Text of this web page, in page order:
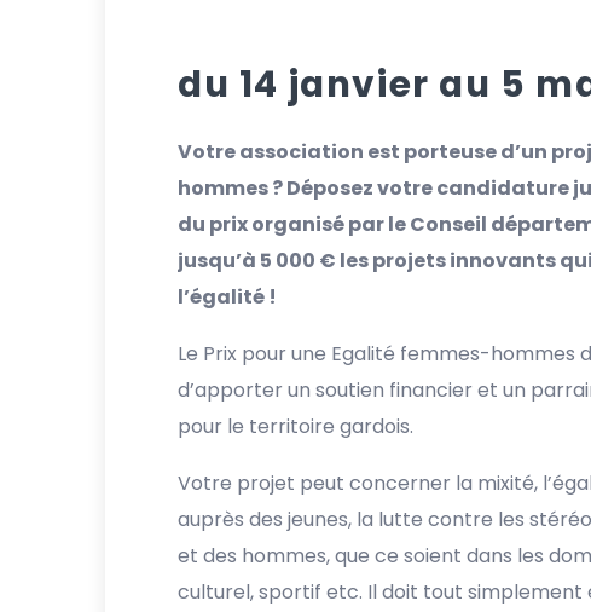
du 14 janvier au 5
Votre association est porteuse d’un
hommes ? Déposez votre candidature
du prix organisé par le Conseil
jusqu’à 5 000 € les projets innovants
l’égalité !
Le Prix pour une Egalité femmes-hommes
d’apporter un soutien financier et un
pour le territoire gardois.
Votre projet peut concerner la mixité,
auprès des jeunes, la lutte contre les
et des hommes, que ce soient dans les
culturel, sportif etc. Il doit tout